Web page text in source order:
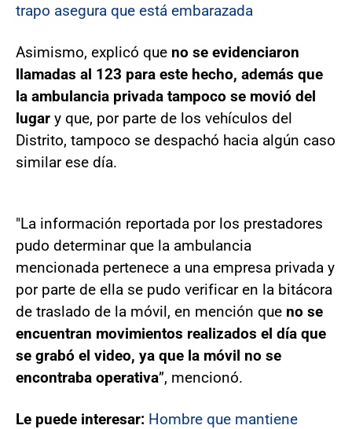
trapo asegura que está embarazada
Asimismo, explicó que no se evidenciaron
llamadas al 123 para este hecho, además que
la ambulancia privada tampoco se movió del
lugar y que, por parte de los vehículos del
Distrito, tampoco se despachó hacia algún caso
similar ese día.
"La información reportada por los prestadores
pudo determinar que la ambulancia
mencionada pertenece a una empresa privada y
por parte de ella se pudo verificar en la bitácora
de traslado de la móvil, en mención que no se
encuentran movimientos realizados el día que
se grabó el video, ya que la móvil no se
encontraba operativa”, mencionó.
Le puede interesar: Hombre que mantiene